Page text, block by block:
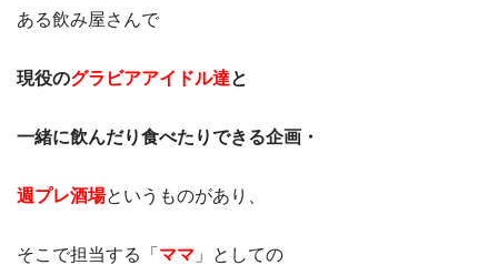
ある飲み屋さんで
現役のグラビアアイドル達と
一緒に飲んだり食べたりできる企画・
週プレ酒場というものがあり、
そこで担当する「 ママ 」としての